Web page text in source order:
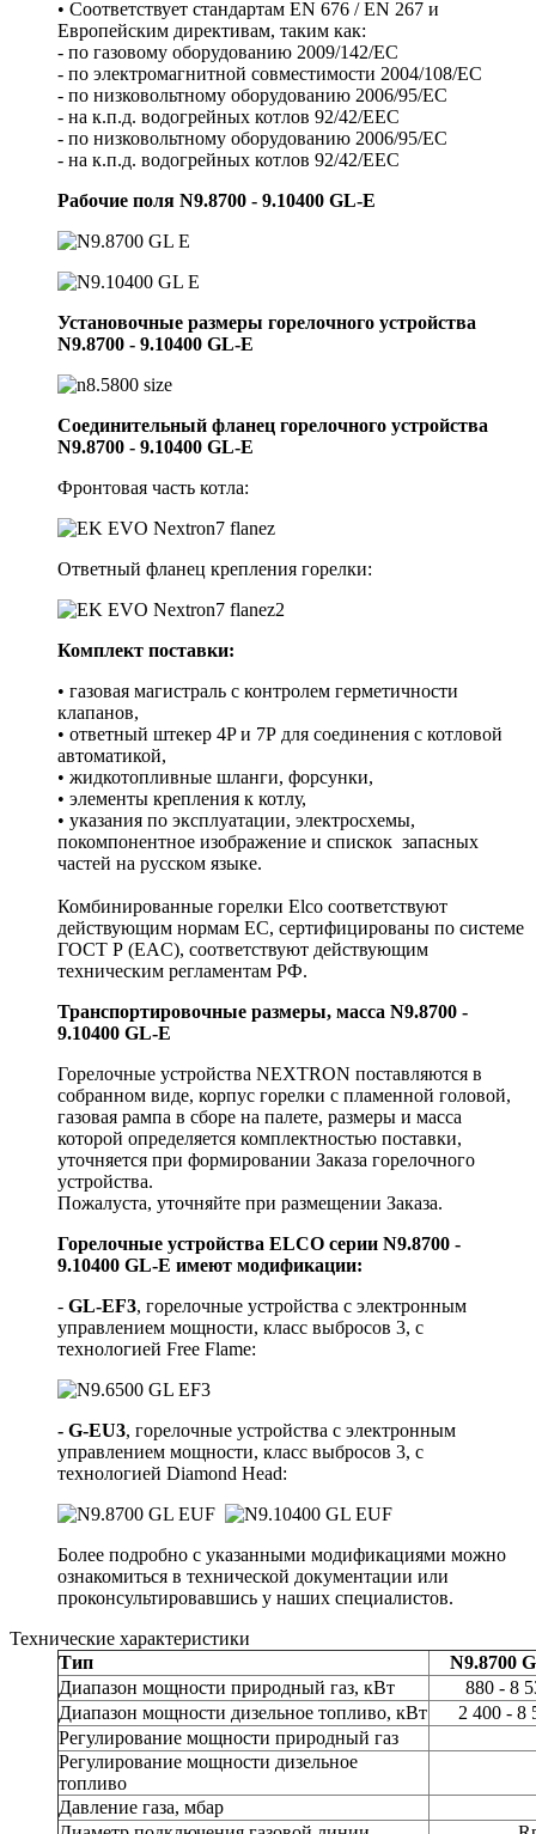
• Соответствует стандартам EN 676 / EN 267 и
Европейским директивам, таким как:
- по газовому оборудованию 2009/142/EC
- по электромагнитной совместимости 2004/108/EC
- по низковольтному оборудованию 2006/95/EC
- на к.п.д. водогрейных котлов 92/42/EEC
- по низковольтному оборудованию 2006/95/EC
- на к.п.д. водогрейных котлов 92/42/EEC
Рабочие поля N9.8700 - 9.10400 GL-E
Установочные размеры горелочного устройства
N9.8700 - 9.10400 GL-E
Соединительный фланец горелочного устройства
N9.8700 - 9.10400 GL-E
Фронтовая часть котла:
Ответный фланец крепления горелки:
Комплект поставки:
• газовая магистраль с контролем герметичности
клапанов,
• ответный штекер 4P и 7Р для соединения с котловой
автоматикой,
• жидкотопливные шланги, форсунки,
• элементы крепления к котлу,
• указания по эксплуатации, электросхемы,
покомпонентное изображение и спискок запасных
частей на русском языке.
Комбинированные горелки Elco соответствуют
действующим нормам ЕС, сертифицированы по системе
ГОСТ Р (EAC), соответствуют действующим
техническим регламентам РФ.
Транспортировочные размеры, масса N9.8700 -
9.10400 GL-E
Горелочные устройства NEXTRON поставляются в
собранном виде, корпус горелки с пламенной головой,
газовая рампа в сборе на палете, размеры и масса
которой определяется комплектностью поставки,
уточняется при формировании Заказа горелочного
устройства.
Пожалуста, уточняйте при размещении Заказа.
Горелочные устройства ELCO серии N9.8700 -
9.10400 GL-E имеют модификации:
- GL-EF3, горелочные устройства с электронным
управлением мощности, класс выбросов 3, с
технологией Free Flame:
- G-EU3, горелочные устройства с электронным
управлением мощности, класс выбросов 3, с
технологией Diamond Head:
Более подробно с указанными модификациями можно
ознакомиться в технической документации или
проконсультировавшись у наших специалистов.
Технические характеристики
Тип
N9.8700
Диапазон мощности природный газ, кВт
880 - 8
Диапазон мощности дизельное топливо, кВт
2 400 - 8
Регулирование мощности природный газ
Регулирование мощности дизельное
топливо
Давление газа, мбар